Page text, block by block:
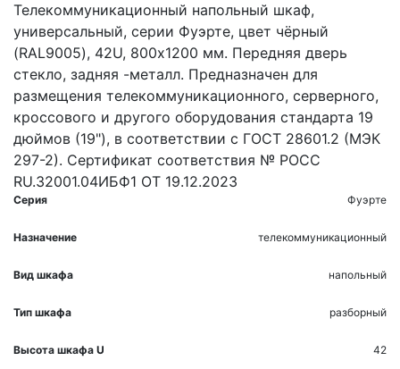
Телекоммуникационный напольный шкаф,
универсальный, серии Фуэрте, цвет чёрный
(RAL9005), 42U, 800х1200 мм. Передняя дверь
стекло, задняя -металл. Предназначен для
размещения телекоммуникационного, серверного,
кроссового и другого оборудования стандарта 19
дюймов (19"), в соответствии с ГОСТ 28601.2 (МЭК
297-2). Сертификат соответствия № РОСС
RU.32001.04ИБФ1 ОТ 19.12.2023
Серия Фуэрте
Назначение телекоммуникационный
Вид шкафа напольный
Тип шкафа разборный
Высота шкафа U 42